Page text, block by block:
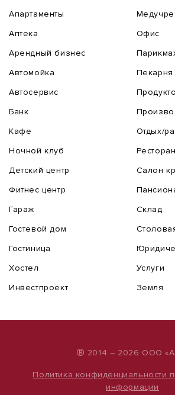
Апартаменты
Аптека
Арендный бизнес
Автомойка
Автосервис
Банк
Кафе
Ночной клуб
Детский центр
Фитнес центр
Гараж
Гостевой дом
Гостиница
Хостел
Инвестпроект
Офис
Пекарня
Отдых/
Ресторан
Салон
Склад
Услуги
Земля
® 2014 – 2026 ООО
Политика конфиденциальности
информации